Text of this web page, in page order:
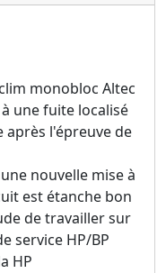
monobloc Altec
une fuite localisé
après l'épreuve de
nouvelle mise à
est étanche bon
de travailler sur
service HP/BP
HP